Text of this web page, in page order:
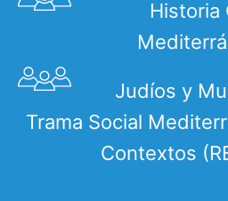
Historia
Judíos y
Trama Social
Contextos